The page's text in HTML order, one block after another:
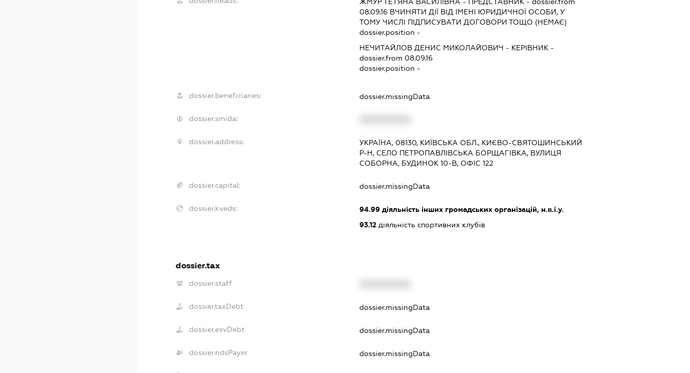
ЖМУР ТЕТЯНА ВАСИЛІВНА - ПРЕДСТАВНИК- dossier.from
08.09.16 ВЧИНЯТИ ДІЇ ВІД ІМЕНІ ЮРИДИЧНОЇ ОСОБИ, У
ТОМУ ЧИСЛІ ПІДПИСУВАТИ ДОГОВОРИ ТОЩО (НЕМАЄ)
dossier.position -
НЕЧИТАЙЛОВ ДЕНИС МИКОЛАЙОВИЧ - КЕРІВНИК-
dossier.from 08.09.16
dossier.position -
dossier.beneficiaries: dossier.missingData
dossier.smida:
dossier.address:
УКРАЇНА, 08130, КИЇВСЬКА ОБЛ., КИЄВО-СВЯТОШИНСЬКИЙ
Р-Н, СЕЛО ПЕТРОПАВЛІВСЬКА БОРЩАГІВКА, ВУЛИЦЯ
СОБОРНА, БУДИНОК 10-В, ОФІС 122
dossier.capital: dossier.missingData
dossier.kveds: 94.99діяльність інших громадських організацій, н.в.і.у.
93.12діяльність спортивних клубів
dossier.tax
dossier.staff
dossier.taxDebt dossier.missingData
dossier.esvDebt dossier.missingData
dossier.ndsPayer dossier.missingData